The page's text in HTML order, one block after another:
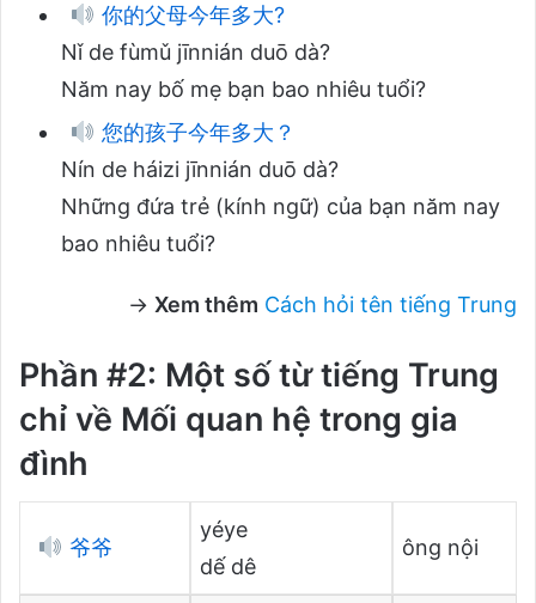
你的父母今年多大?
Nǐ de fùmǔ jīnnián duō dà?
Năm nay bố mẹ bạn bao nhiêu tuổi?
您的孩子今年多大？
Nín de háizi jīnnián duō dà?
Những đứa trẻ (kính ngữ) của bạn năm nay
bao nhiêu tuổi?
→ Xem thêm Cách hỏi tên tiếng Trung
Phần #2: Một số từ tiếng Trung
chỉ về Mối quan hệ trong gia
đình
爷爷
yéye
dế dê
ông nội